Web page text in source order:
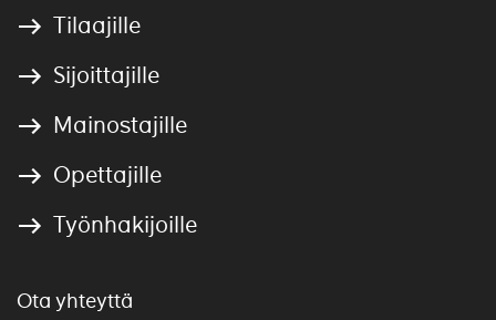
Tilaajille
Sijoittajille
Mainostajille
Opettajille
Työnhakijoille
Ota yhteyttä